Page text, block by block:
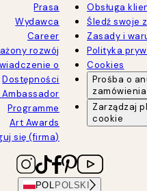
Prasa
Wydawca
Career
rozwój
o
Dostępności
Programme
Art Awards
się (firma)
Obsługa
Śledź swoje
Zasady i
Polityka
Cookies
Prośba o
zamówienia
Zarządzaj
cookie
POL POLSKI